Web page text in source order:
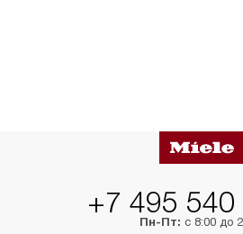
+7 495 540
Пн-Пт: с 8:00 до